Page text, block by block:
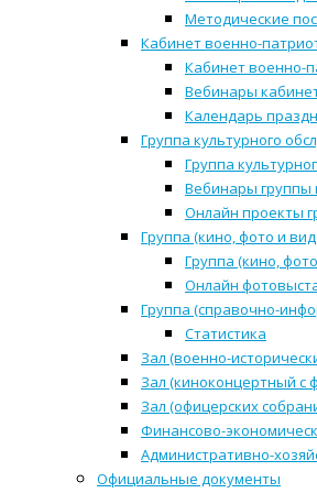
Методические
Кабинет военно-
Кабинет военно-
Вебинары
Календарь
Группа культурного
Группа
Вебинары группы
Онлайн проекты
Группа (кино, фото и
Группа (кино,
Онлайн
Группа (справочно-
Статистика
Зал (военно-
Зал (киноконцертный с
Зал (офицерских
Финансово-
Административно-
Официальные документы